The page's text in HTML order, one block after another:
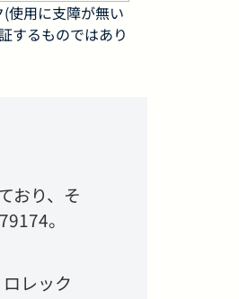
使用に支障が無い
するものではあり
おり、そ
。
レック